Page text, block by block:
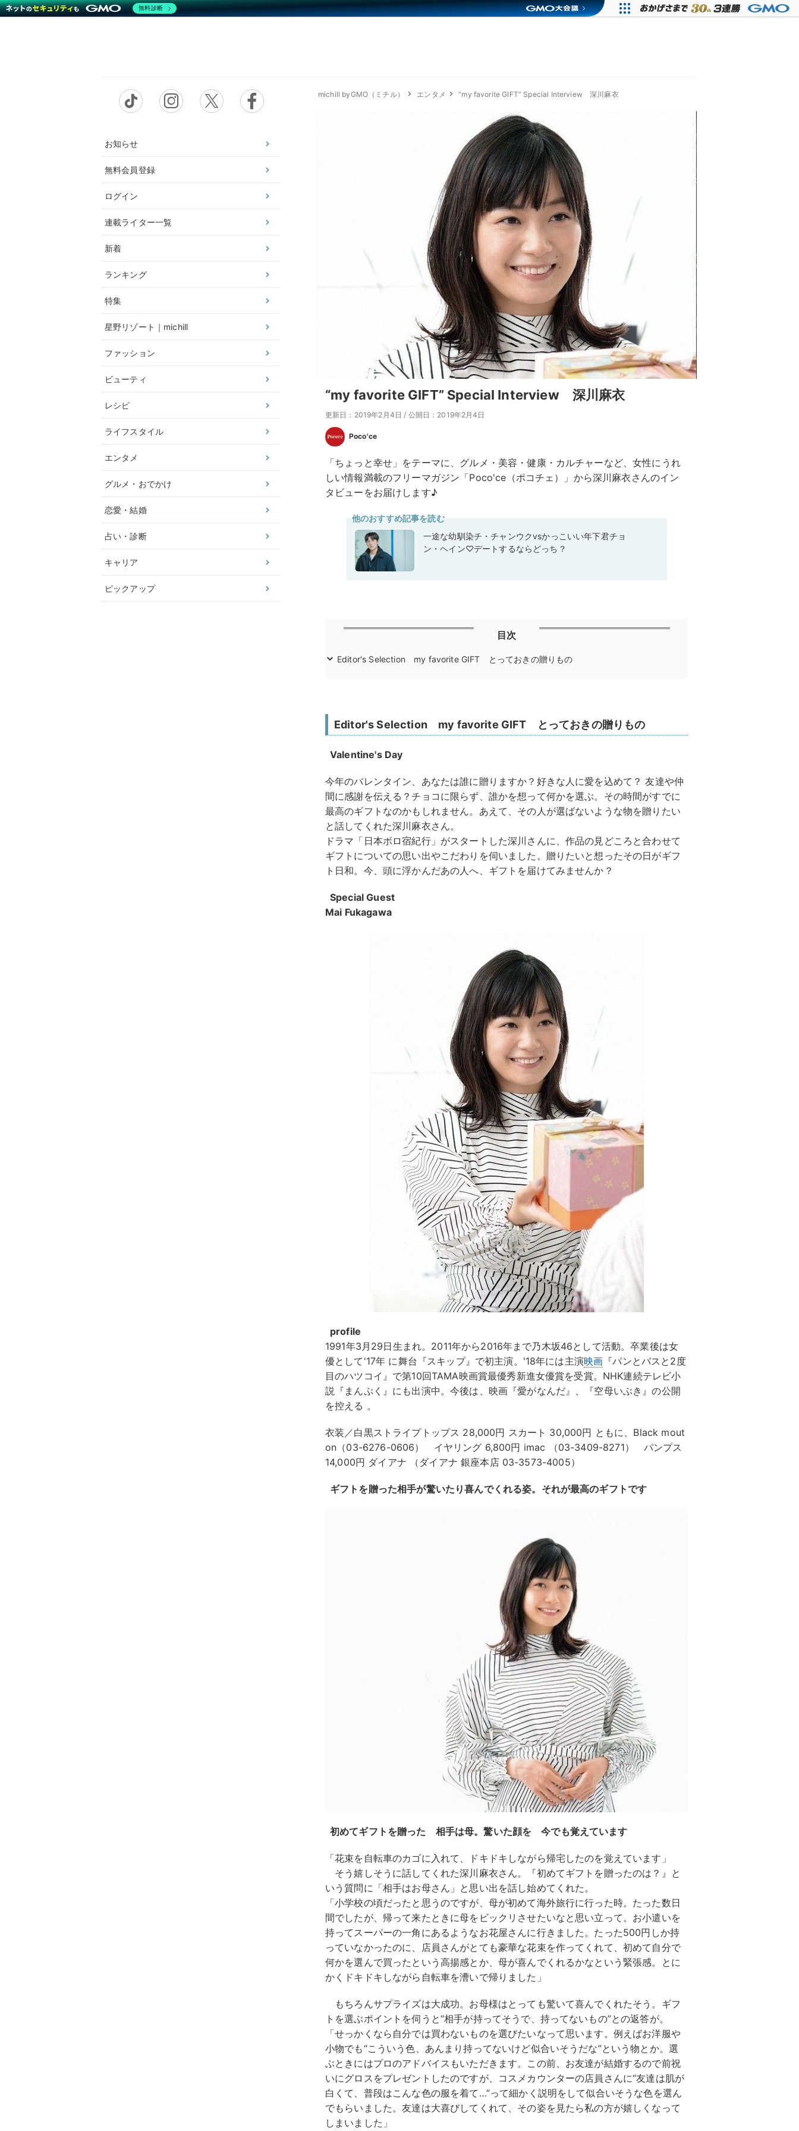
お知らせ
無料会員登録
ログイン
連載ライター一覧
新着
ランキング
特集
星野リゾート｜michill
ファッション
ビューティ
レシピ
ライフスタイル
エンタメ
グルメ・おでかけ
恋愛・結婚
占い・診断
キャリア
ピックアップ
michill byGMO（ミチル） エンタメ “my favorite GIFT” Special Interview 深川麻衣
“my favorite GIFT” Special Interview 深川麻衣
更新日：2019年2月4日 / 公開日：2019年2月4日
Poco'ce
「ちょっと幸せ」をテーマに、グルメ・美容・健康・カルチャーなど、女性にうれ
しい情報満載のフリーマガジン「Poco'ce（ポコチェ）」から深川麻衣さんのイン
タビューをお届けします♪
他のおすすめ記事を読む
一途な幼馴染チ・チャンウクvsかっこいい年下君チョ
ン・ヘイン♡デートするならどっち？
目次
Editor's Selection my favorite GIFT とっておきの贈りもの
Editor's Selection my favorite GIFT とっておきの贈りもの
Valentine's Day
今年のバレンタイン、あなたは誰に贈りますか？好きな人に愛を込めて？ 友達や仲
間に感謝を伝える？チョコに限らず、誰かを想って何かを選ぶ。その時間がすでに
最高のギフトなのかもしれません。あえて、その人が選ばないような物を贈りたい
と話してくれた深川麻衣さん。
ドラマ「日本ボロ宿紀行」がスタートした深川さんに、作品の見どころと合わせて
ギフトについての思い出やこだわりを伺いました。贈りたいと想ったその日がギフ
ト日和。今、頭に浮かんだあの人へ、ギフトを届けてみませんか？
Special Guest
Mai Fukagawa
profile
1991年3月29日生まれ。2011年から2016年まで乃木坂46として活動。卒業後は女
優として'17年 に舞台『スキップ』で初主演。'18年には主演映画 『パンとバスと2度
目のハツコイ』で第10回TAMA映画賞最優秀新進女優賞を受賞。NHK連続テレビ小
説『まんぷく』にも出演中。今後は、映画『愛がなんだ』、『空母いぶき』の公開
を控える 。
衣装／白黒ストライプトップス 28,000円 スカート 30,000円 ともに、Black mout
on（03-6276-0606） イヤリング 6,800円 imac （03-3409-8271） パンプス
14,000円 ダイアナ （ダイアナ 銀座本店 03-3573-4005）
ギフトを贈った相手が驚いたり喜んでくれる姿。それが最高のギフトです
初めてギフトを贈った 相手は母。驚いた顔を 今でも覚えています
「花束を自転車のカゴに入れて、ドキドキしながら帰宅したのを覚えています」
そう嬉しそうに話してくれた深川麻衣さん。『初めてギフトを贈ったのは？』と
いう質問に「相手はお母さん」と思い出を話し始めてくれた。
「小学校の頃だったと思うのですが、母が初めて海外旅行に行った時。たった数日
間でしたが、帰って来たときに母をビックリさせたいなと思い立って。お小遣いを
持ってスーパーの一角にあるようなお花屋さんに行きました。たった500円しか持
っていなかったのに、店員さんがとても豪華な花束を作ってくれて、初めて自分で
何かを選んで買ったという高揚感とか、母が喜んでくれるかなという緊張感。とに
かくドキドキしながら自転車を漕いで帰りました」
もちろんサプライズは大成功。お母様はとっても驚いて喜んでくれたそう。ギフ
トを選ぶポイントを伺うと“相手が持ってそうで、持ってないもの”との返答が。
「せっかくなら自分では買わないものを選びたいなって思います。例えばお洋服や
小物でも“こういう色、あんまり持ってないけど似合いそうだな”という物とか。選
ぶときにはプロのアドバイスもいただきます。この前、お友達が結婚するので前祝
いにグロスをプレゼントしたのですが、コスメカウンターの店員さんに“友達は肌が
白くて、普段はこんな色の服を着て…”って細かく説明をして似合いそうな色を選ん
でもらいました。友達は大喜びしてくれて、その姿を見たら私の方が嬉しくなって
しまいました」
無料診断